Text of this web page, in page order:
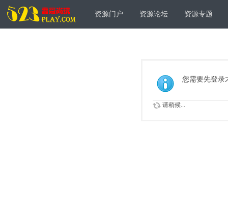
资源门户 资源论坛 资源专题
您需要先登录
请稍候...